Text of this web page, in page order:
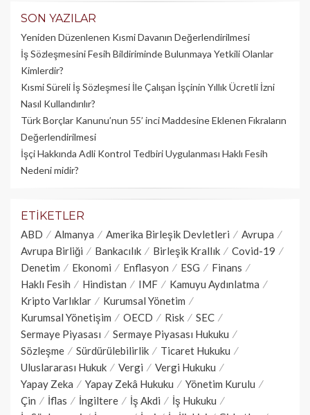
SON YAZILAR
Yeniden Düzenlenen Kısmi Davanın Değerlendirilmesi
İş Sözleşmesini Fesih Bildiriminde Bulunmaya Yetkili Olanlar
Kimlerdir?
Kısmi Süreli İş Sözleşmesi İle Çalışan İşçinin Yıllık Üc­retli İzni
Nasıl Kullandırılır?
Türk Borçlar Kanunu’nun 55’ inci Maddesine Eklenen Fıkraların
Değerlendirilmesi
İşçi Hakkında Adli Kontrol Tedbiri Uygulanması Haklı Fesih
Nedeni midir?
ETIKETLER
ABD Almanya Amerika Birleşik Devletleri
Avrupa
Avrupa Birliği
Bankacılık Birleşik Krallık
Covid-19
Denetim
Ekonomi Enflasyon ESG
Finans
Haklı Fesih
Hindistan IMF
Kamuyu Aydınlatma
Kripto Varlıklar
Kurumsal Yönetim
Kurumsal Yönetişim
OECD Risk
SEC
Sermaye Piyasası
Sermaye Piyasası Hukuku
Sözleşme
Sürdürülebilirlik
Ticaret Hukuku
Uluslararası Hukuk
Vergi
Vergi Hukuku
Yapay Zeka
Yapay Zekâ Hukuku
Yönetim Kurulu
Çin
İflas İngiltere İş Akdi
İş Hukuku